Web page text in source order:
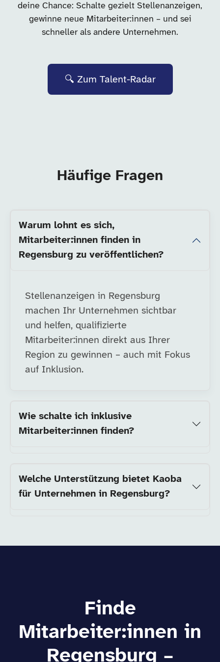
deine Chance: Schalte gezielt Stellenanzeigen,
gewinne neue Mitarbeiter:innen – und sei
schneller als andere Unternehmen.
🔍 Zum Talent-Radar
Häufige Fragen
Warum lohnt es sich,
Mitarbeiter:innen finden in
Regensburg zu veröffentlichen?
Stellenanzeigen in Regensburg
machen Ihr Unternehmen sichtbar
und helfen, qualifizierte
Mitarbeiter:innen direkt aus Ihrer
Region zu gewinnen – auch mit Fokus
auf Inklusion.
Wie schalte ich inklusive
Mitarbeiter:innen finden?
Welche Unterstützung bietet Kaoba
für Unternehmen in Regensburg?
Finde
Mitarbeiter:innen in
Regensburg –